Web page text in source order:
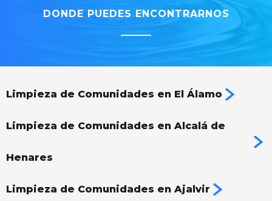
DONDE PUEDES ENCONTRARNOS
Limpieza de Comunidades en El Álamo
Limpieza de Comunidades en Alcalá de
Henares
Limpieza de Comunidades en Ajalvir